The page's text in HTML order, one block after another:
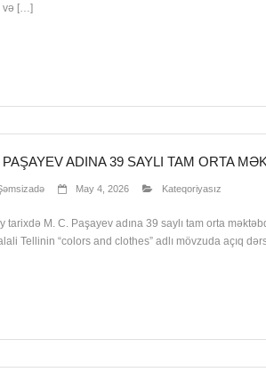
və […]
ADINA 39 SAYLI TAM ORTA
May 4, 2026 Kateqoriyasız
tarixdə M. C. Paşayev adına 39 saylı tam orta
Tellinin “colors and clothes” adlı mövzuda açıq